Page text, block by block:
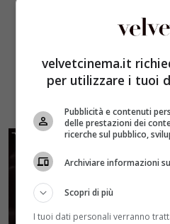
velvetcinema.it
per utilizzare i tuoi
Pubblicità e contenuti
delle prestazioni dei
ricerche sul pubblico,
Archiviare informazioni
Scopri di più
I tuoi dati personali verranno